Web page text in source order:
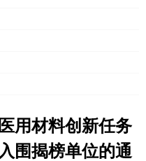
用材料创新任务
围揭榜单位的通